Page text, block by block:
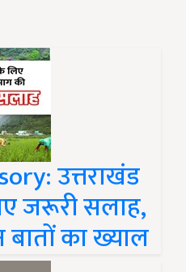
उत्तराखंड
जरूरी सलाह,
का ख्याल